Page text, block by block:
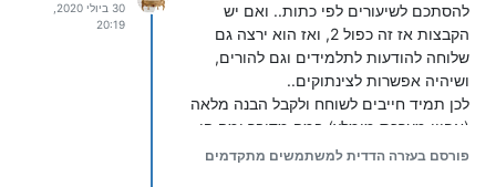
record_cancel_goto=/
להסתכם לשיעורים לפי כתות.. ואם יש
הקבצות אז זה כפול 2, ואז הוא ירצה גם
שלוחה להודעות לתלמידים וגם להורים,
ושיהיה אפשרות לצינתוקים..
לכן תמיד חייבים לשוחח ולקבל הבנה מלאה
(אפיון מערכת מומלץ) במה מדובר ומה הן
הציפיות לפני נתינת הצעת מחיר ראשונית.
פורסם בעזרה הדדית למשתמשים מתקדמים
20:19